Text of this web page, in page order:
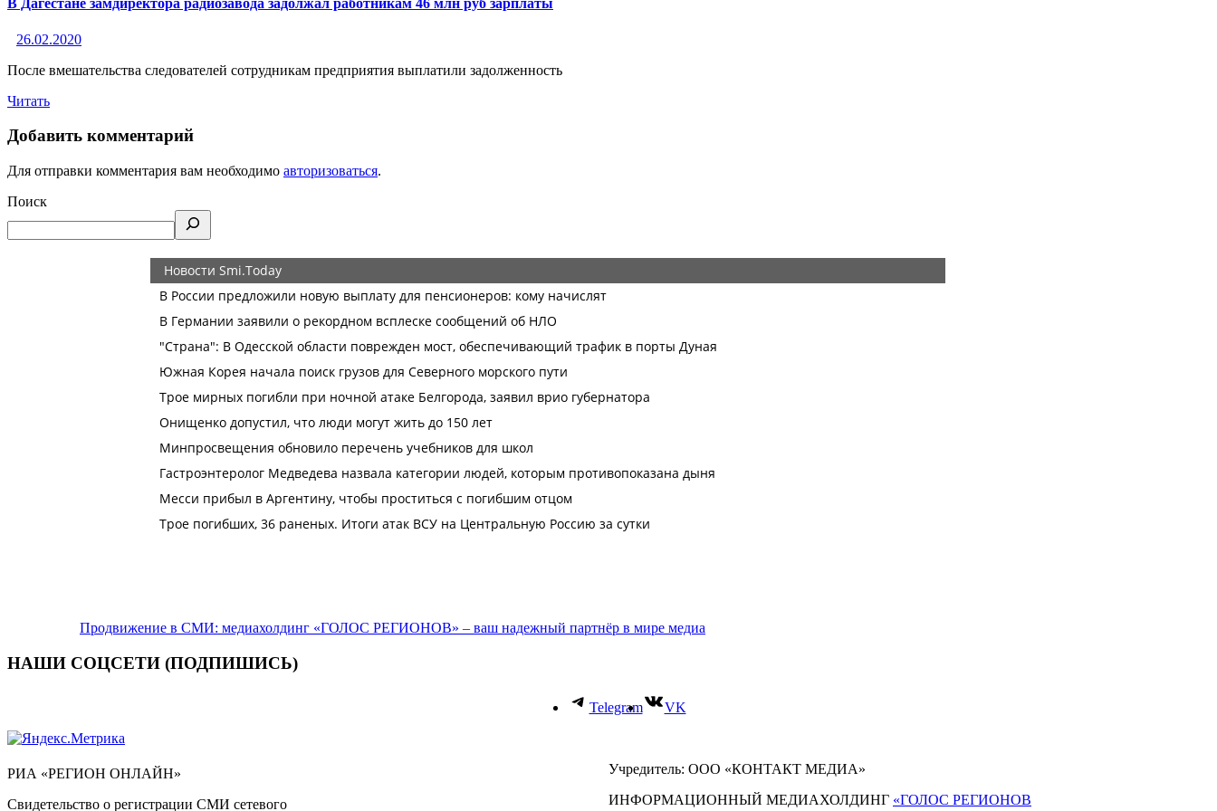
В Дагестане замдиректора радиозавода задолжал работникам 46 млн руб зарплаты
26.02.2020
После вмешательства следователей сотрудникам предприятия выплатили задолженность
Читать
Добавить комментарий
Для отправки комментария вам необходимо авторизоваться.
Поиск
Продвижение в СМИ: медиахолдинг «ГОЛОС РЕГИОНОВ» – ваш надежный партнёр в мире медиа
НАШИ СОЦСЕТИ (ПОДПИШИСЬ)
Telegram VK
РИА «РЕГИОН ОНЛАЙН»
Свидетельство о регистрации СМИ сетевого
Учредитель: ООО «КОНТАКТ МЕДИА»
ИНФОРМАЦИОННЫЙ МЕДИАХОЛДИНГ «ГОЛОС РЕГИОНОВ